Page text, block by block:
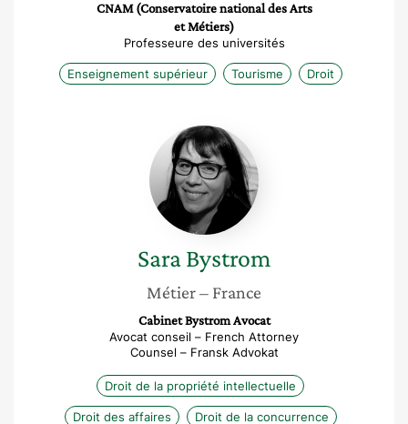
CNAM (Conservatoire national des Arts
et Métiers)
Professeure des universités
Enseignement supérieur Tourisme Droit
Sara
Bystrom
Sara Bystrom
Métier– France
Cabinet Bystrom Avocat
Avocat conseil – French Attorney
Counsel – Fransk Advokat
Droit de la propriété intellectuelle
Droit des affaires Droit de la concurrence